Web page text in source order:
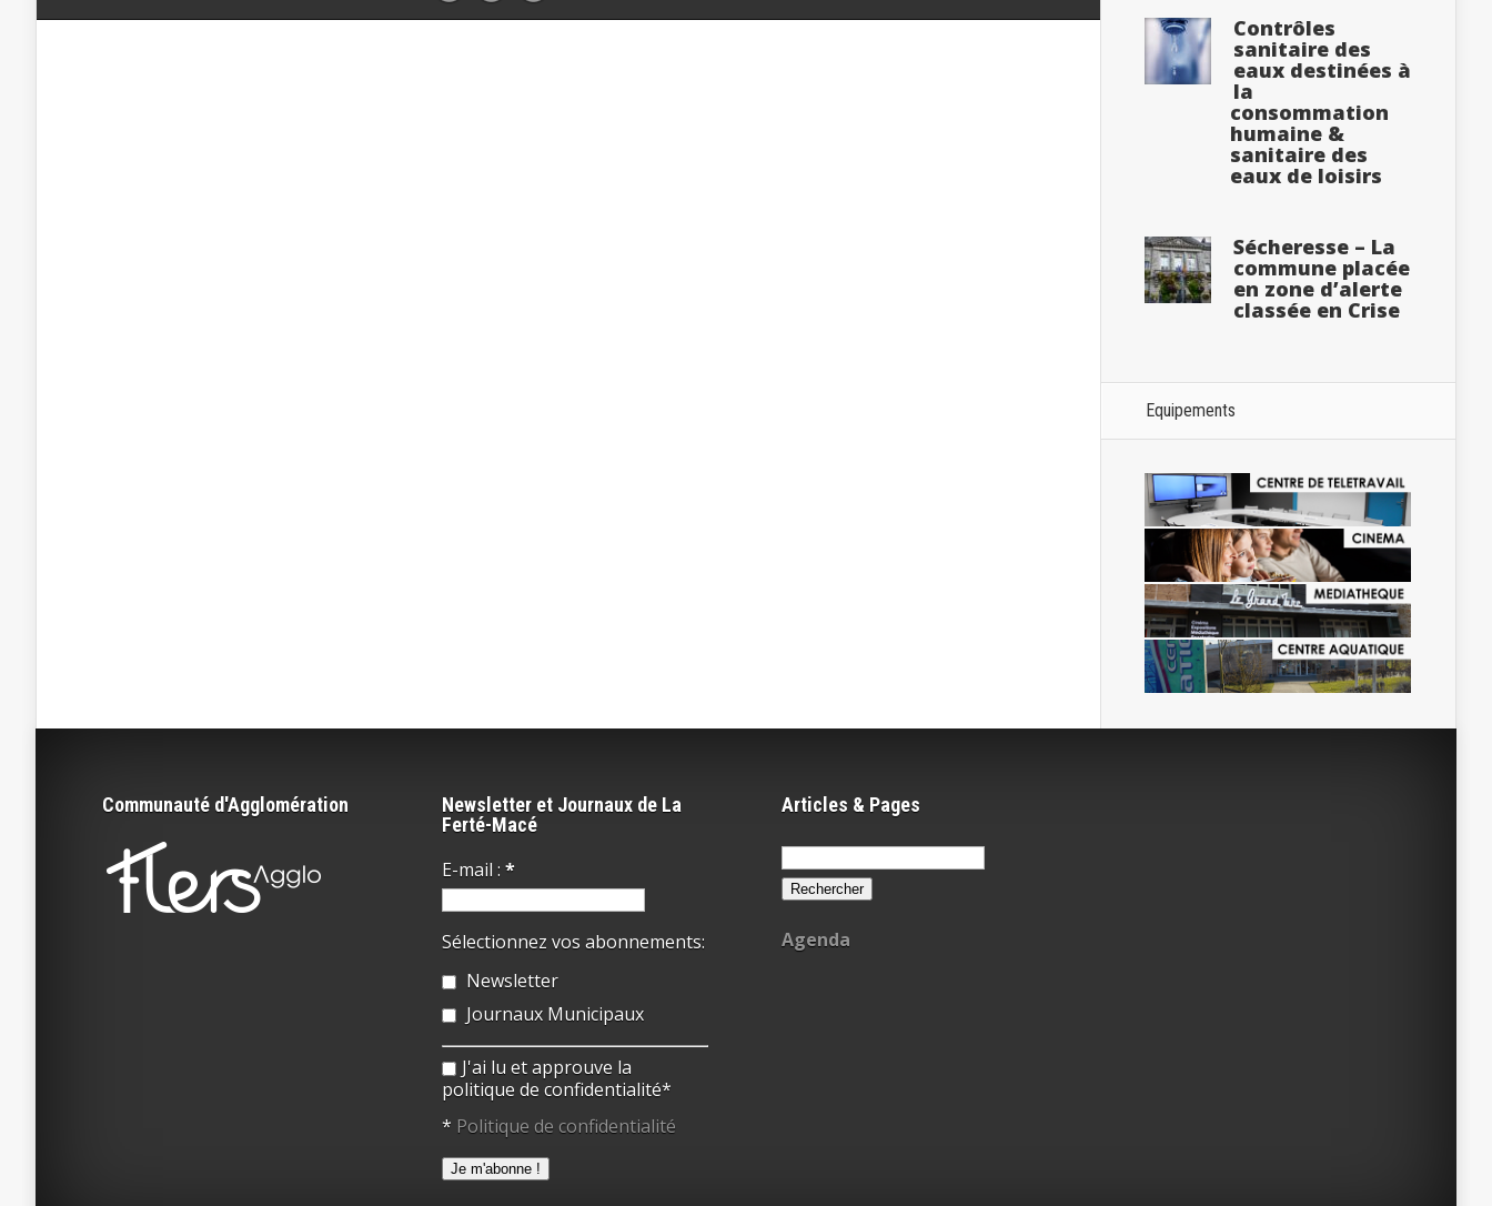
Contrôles
sanitaire des
eaux destinées à
la
consommation
humaine &
sanitaire des
eaux de loisirs
Sécheresse – La
commune placée
en zone d’alerte
classée en Crise
Equipements
Communauté d'Agglomération
Newsletter et Journaux de La
Ferté-Macé
E-mail : *
Sélectionnez vos abonnements:
Newsletter
Journaux Municipaux
J'ai lu et approuve la
politique de confidentialité*
* Politique de confidentialité
Articles & Pages
Rechercher :
Agenda